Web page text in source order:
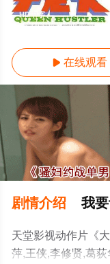
HD中字
 在线观看
剧情介绍 我
天堂影视动作片《
萍,王侠,李修贤,葛